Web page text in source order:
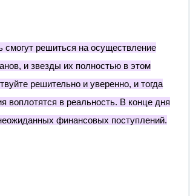
смогут решиться на осуществление
и звезды их полностью в этом
решительно и уверенно, и тогда
воплотятся в реальность. В конце дня
финансовых поступлений.